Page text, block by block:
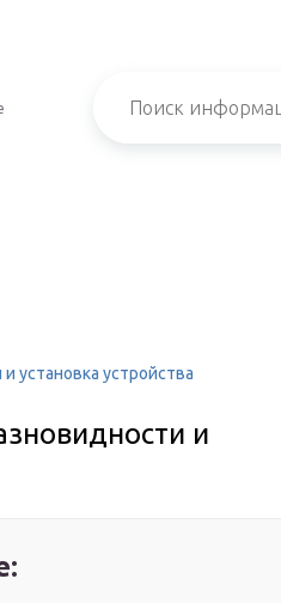
установка устройства
и